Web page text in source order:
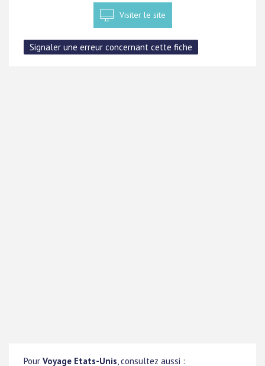
Visiter le site
Pour Voyage Etats-Unis, consultez aussi :